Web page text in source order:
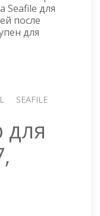
Seafile для
после
для
SEAFILE
для